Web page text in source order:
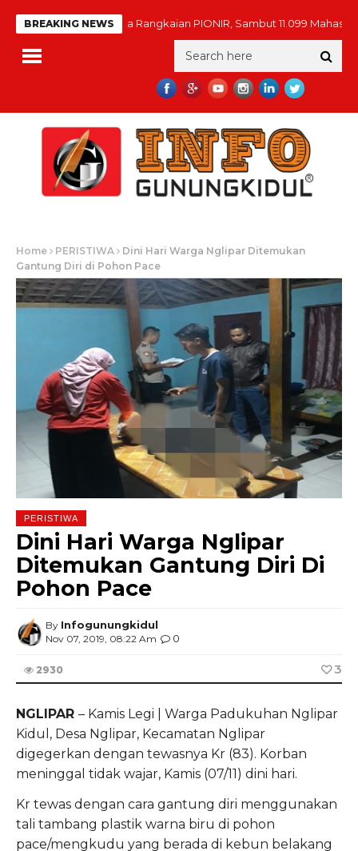
BREAKING NEWS
UGM Buka Rangkaian PIONIR, Sambut 11.099 Mahasiswa Baru
Home PERISTIWA
Dini Hari Warga Nglipar Ditemukan
Gantung Diri di Pohon Pace
PERISTIWA
Dini Hari Warga Nglipar
Ditemukan Gantung Diri Di
Pohon Pace
By Infogunungkidul
Nov 07, 2019, 08:22 Am 0
2930 3
NGLIPAR – Kamis Legi | Warga Padukuhan Nglipar
Kidul, Desa Nglipar, Kecamatan Nglipar
digegerkan dengan tewasnya Kr (83). Korban
meninggal tidak wajar, Kamis (07/11) dini hari.
Kr tewas dengan cara gantung diri menggunakan
tali tambang plastik warna biru di pohon
pace/mengkudu yang berada di kebun belakang